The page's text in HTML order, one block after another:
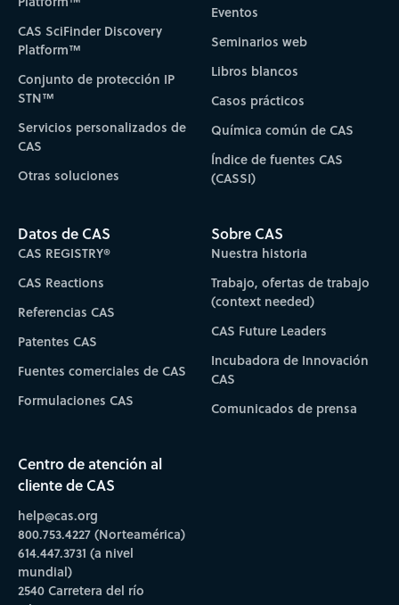
CAS SciFinder Discovery
Platform™
Conjunto de protección IP
STN™
Servicios personalizados de
CAS
Otras soluciones
Eventos
Seminarios web
Libros blancos
Casos prácticos
Química común de CAS
Índice de fuentes CAS
(CASSI)
Datos de CAS
CAS REGISTRY®
CAS Reactions
Referencias CAS
Patentes CAS
Fuentes comerciales de CAS
Formulaciones CAS
Sobre CAS
Nuestra historia
Trabajo, ofertas de trabajo
(context needed)
CAS Future Leaders
Incubadora de Innovación
CAS
Comunicados de prensa
Centro de atención al
cliente de CAS
help@cas.org
800.753.4227 (Norteamérica)
614.447.3731 (a nivel
mundial)
2540 Carretera del río